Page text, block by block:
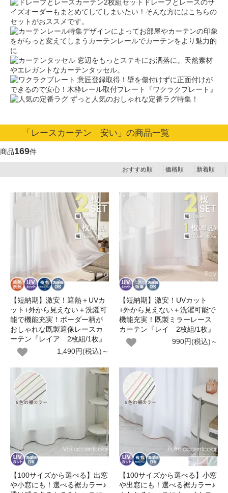
ドレープとレースのサ
イズオーダーもまとめてしてしまいたい！そんな方にはこちらの
セットがおススメです。
デザインによってお部屋やカーテンの印象
をがらっと変えてしまうカーテンレールでカーテンをより魅力的
に
窓辺をもっとステキにお洒落に。天然素材
やエレガントなカーテンタッセル。
意匠登録取得！壁を傷付けずに正面付けが
できるので安心！木枠レール取付プレート『ワクラクプレート』
ずっと人気のおしゃれな定番ラグ特集！
「レースカーテン 安い」の商品一覧
商品169件
おすすめ順 価格順 新着順
【短納期】激安！遮熱＋UVカ
ット+外から見えない＋洗濯可
能で機能充実！ボーダー柄が
おしゃれな既製遮像レースカ
ーテン『レイア 2枚組/1枚』
1,490円(税込)～
【短納期】激安！UVカット
+外から見えない＋洗濯可能で
機能充実！既製ミラーレース
カーテン『レイ 2枚組/1枚』
990円(税込)～
【100サイズから選べる】出窓
や小窓にも！選べる裾カラー♪
【100サイズから選べる】小窓
や出窓にも！選べる裾カラー♪